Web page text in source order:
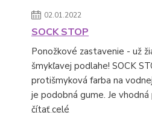
02.01.2022
SOCK STOP
Ponožkové zastavenie - už
šmykľavej podlahe! SOCK
protišmyková farba na
je podobná gume. Je vhodná
čítať celé